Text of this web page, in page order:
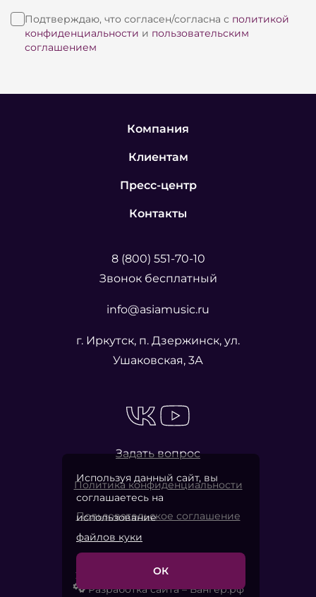
Подтверждаю, что согласен/согласна с политикой
конфиденциальности и пользовательским
соглашением
Компания
Клиентам
Пресс-центр
Контакты
8 (800) 551-70-10
Звонок бесплатный
info@asiamusic.ru
г. Иркутск, п. Дзержинск, ул.
Ушаковская, 3А
Задать вопрос
Политика конфиденциальности
Пользовательское соглашение
2026 © «Азия Мьюзик Компани»
Разработка сайта – Вангер.рф
Используя данный сайт, вы
соглашаетесь на
использование
файлов куки
ОК